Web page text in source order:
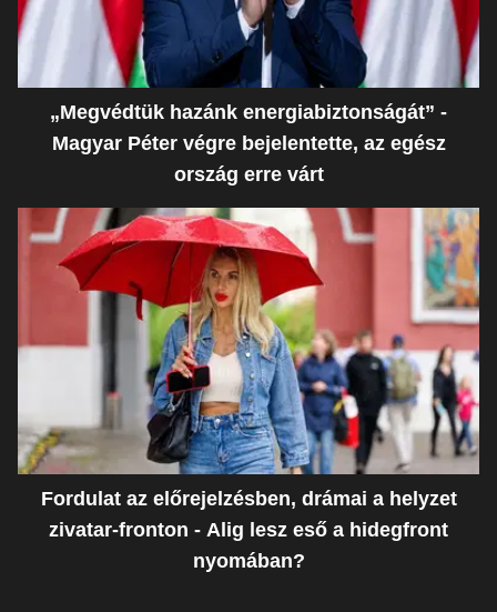
„Megvédtük hazánk energiabiztonságát” -
Magyar Péter végre bejelentette, az egész
ország erre várt
Fordulat az előrejelzésben, drámai a helyzet
zivatar-fronton - Alig lesz eső a hidegfront
nyomában?